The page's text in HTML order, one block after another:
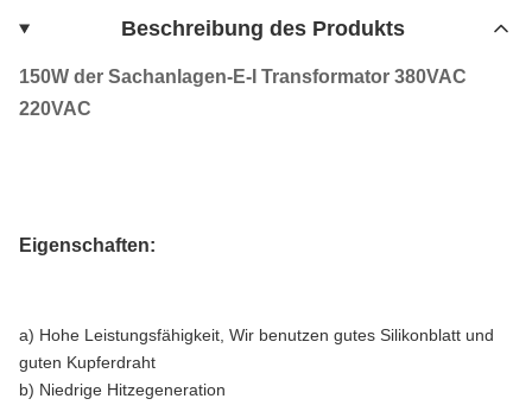
Beschreibung des Produkts
150W der Sachanlagen-E-I Transformator 380VAC
220VAC
Eigenschaften:
a) Hohe Leistungsfähigkeit, Wir benutzen gutes Silikonblatt und
guten Kupferdraht
b) Niedrige Hitzegeneration